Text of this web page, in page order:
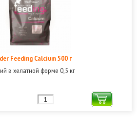
Feeding Calcium 500 г
в хелатной форме 0,5 кг